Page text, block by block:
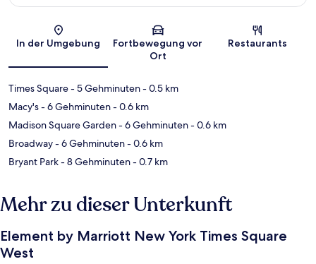
Karte
In der Umgebung
Fortbewegung vor
Ort
Restaurants
Times Square- 5 Gehminuten- 0.5 km
Macy's- 6 Gehminuten- 0.6 km
Madison Square Garden- 6 Gehminuten- 0.6 km
Broadway- 6 Gehminuten- 0.6 km
Bryant Park- 8 Gehminuten- 0.7 km
Mehr zu dieser Unterkunft
Element by Marriott New York Times Square
West